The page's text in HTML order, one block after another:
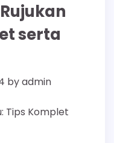
serta
byadmin
Tips Komplet